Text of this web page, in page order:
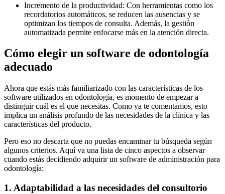
Incremento de la productividad: Con herramientas como los
recordatorios automáticos, se reducen las ausencias y se
optimizan los tiempos de consulta. Además, la gestión
automatizada permite enfocarse más en la atención directa.
Cómo elegir un software de odontología
adecuado
Ahora que estás más familiarizado con las características de los
software utilizados en odontología, es momento de empezar a
distinguir cuál es el que necesitas. Como ya te comentamos, esto
implica un análisis profundo de las necesidades de la clínica y las
características del producto.
Pero eso no descarta que no puedas encaminar tu búsqueda según
algunos criterios. Aquí va una lista de cinco aspectos a observar
cuando estás decidiendo adquirir un software de administración para
odontología:
1. Adaptabilidad a las necesidades del consultorio